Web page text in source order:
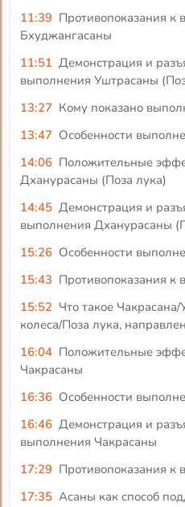
11:39 Противопоказания к
Бхуджангасаны
11:51 Демонстрация и
выполнения Уштрасаны
13:27 Кому показано
13:47 Особенности
14:06 Положительные
Дханурасаны (Поза лука)
14:45 Демонстрация и
выполнения Дханурасаны
15:26 Особенности
15:43 Противопоказания
15:52 Что такое
колеса/Поза лука,
16:04 Положительные
Чакрасаны
16:36 Особенности
16:46 Демонстрация и
выполнения Чакрасаны
17:29 Противопоказания
17:35 Асаны как способ